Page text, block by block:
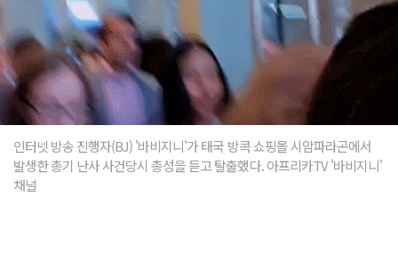
인터넷 방송 진행자(BJ) '바비지니'가 태국 방콕 쇼핑몰 시암파라곤에서
발생한 총기 난사 사건당시 총성을 듣고 탈출했다. 아프리카TV '바비지니'
채널